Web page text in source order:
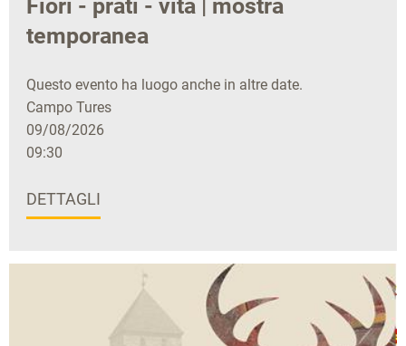
Fiori - prati - vita | mostra
temporanea
Questo evento ha luogo anche in altre date.
Campo Tures
09/08/2026
09:30
DETTAGLI